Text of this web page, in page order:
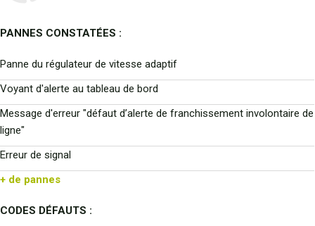
PANNES CONSTATÉES :
Panne du régulateur de vitesse adaptif
Voyant d'alerte au tableau de bord
Message d'erreur "défaut d’alerte de franchissement involontaire de
ligne"
Erreur de signal
+ de pannes
CODES DÉFAUTS :